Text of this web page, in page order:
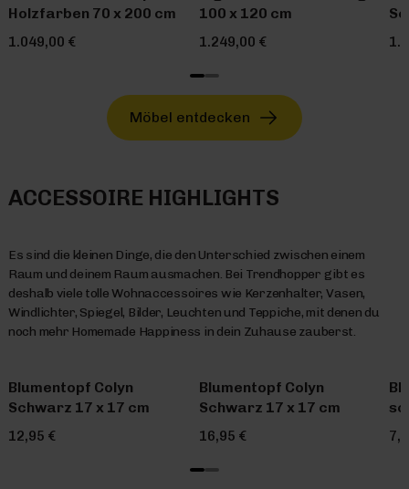
Holzfarben 70 x 200 cm
1.049,00 €
100 x 120 cm
1.249,00 €
Möbel entdecken
ACCESSOIRE HIGHLIGHTS
Es sind die kleinen Dinge, die den Unterschied zwischen einem
Raum und deinem Raum ausmachen. Bei Trendhopper gibt es
deshalb viele tolle Wohnaccessoires wie Kerzenhalter, Vasen,
Windlichter, Spiegel, Bilder, Leuchten und Teppiche, mit denen du
noch mehr Homemade Happiness in dein Zuhause zauberst.
Blumentopf Colyn
Schwarz 17 x 17 cm
12,95 €
Blumentopf Colyn
Schwarz 17 x 17 cm
16,95 €